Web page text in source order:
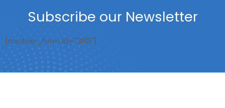
Subscribe our Newsletter
[mc4wp_form id="3101"]